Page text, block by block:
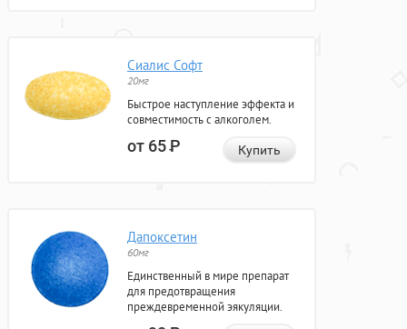
Сиалис Софт
20мг
Быстрое наступление эффекта и
совместимость с алкоголем.
от 65Р Купить
Дапоксетин
60мг
Единственный в мире препарат
для предотвращения
преждевременной эякуляции.